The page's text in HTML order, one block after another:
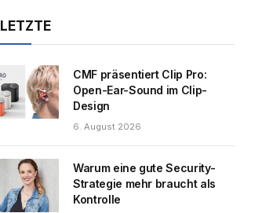
LETZTE
CMF präsentiert Clip Pro:
Open-Ear-Sound im Clip-
Design
6. August 2026
Warum eine gute Security-
Strategie mehr braucht als
Kontrolle